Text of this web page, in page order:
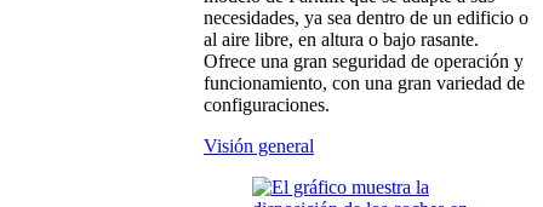
necesidades, ya sea dentro de un edificio o
al aire libre, en altura o bajo rasante.
Ofrece una gran seguridad de operación y
funcionamiento, con una gran variedad de
configuraciones.
Visión general